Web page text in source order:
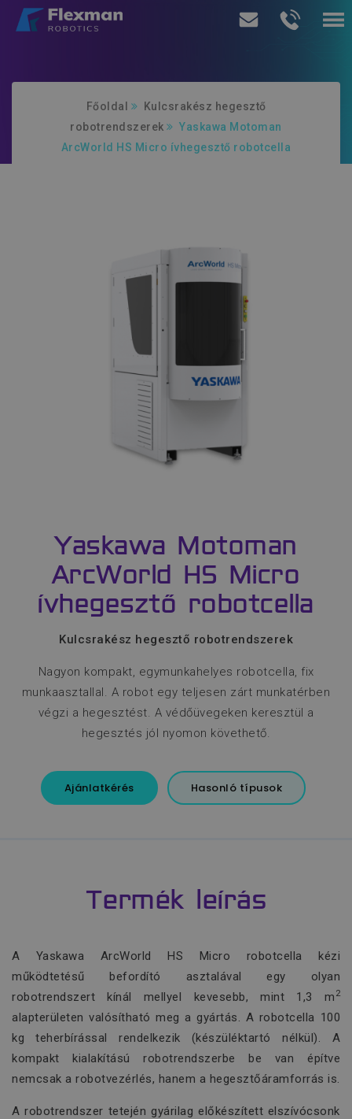
Termékeink
Szolgáltatásaink
Rólunk
Főoldal
Kulcsrakész hegesztő
robotrendszerek
Yaskawa Motoman
ArcWorld HS Micro ívhegesztő robotcella
Yaskawa Motoman
ArcWorld HS Micro
ívhegesztő robotcella
Kulcsrakész hegesztő robotrendszerek
Nagyon kompakt, egymunkahelyes robotcella, fix
munkaasztallal. A robot egy teljesen zárt munkatérben
végzi a hegesztést. A védőüvegeken keresztül a
hegesztés jól nyomon követhető.
Ajánlatkérés Hasonló típusok
Termék leírás
A Yaskawa ArcWorld HS Micro robotcella kézi
működtetésű befordító asztalával egy olyan
robotrendszert kínál mellyel kevesebb, mint 1,3 m 2
alapterületen valósítható meg a gyártás. A robotcella 100
kg teherbírással rendelkezik (készüléktartó nélkül). A
kompakt kialakítású robotrendszerbe be van építve
nemcsak a robotvezérlés, hanem a hegesztőáramforrás is.
A robotrendszer tetején gyárilag előkészített elszívócsonk